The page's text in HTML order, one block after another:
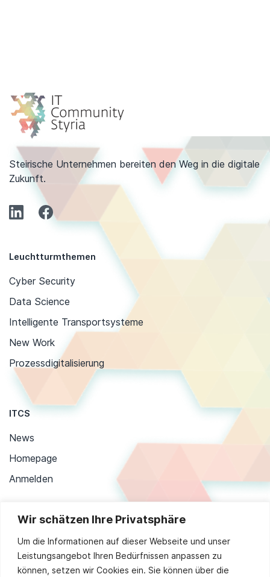
Wir schätzen Ihre Privatsphäre
Um die Informationen auf dieser Webseite und unser
Leistungsangebot Ihren Bedürfnissen anpassen zu
können, setzen wir Cookies ein. Sie können über die
Steirische Unternehmen bereiten den Weg in die digitale
Zukunft.
Leuchtturmthemen
Cyber Security
Data Science
Intelligente Transportsysteme
New Work
Prozessdigitalisierung
ITCS
News
Homepage
Anmelden